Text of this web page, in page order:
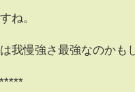
ね。
我慢強さ最強なのかも